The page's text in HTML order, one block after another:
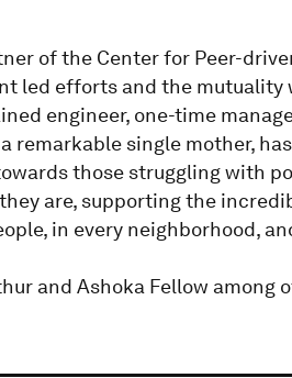
of the Center for Peer-
led efforts and the mutuality
engineer, one-time
remarkable single mother,
those struggling with
are, supporting the
in every neighborhood,
and Ashoka Fellow among